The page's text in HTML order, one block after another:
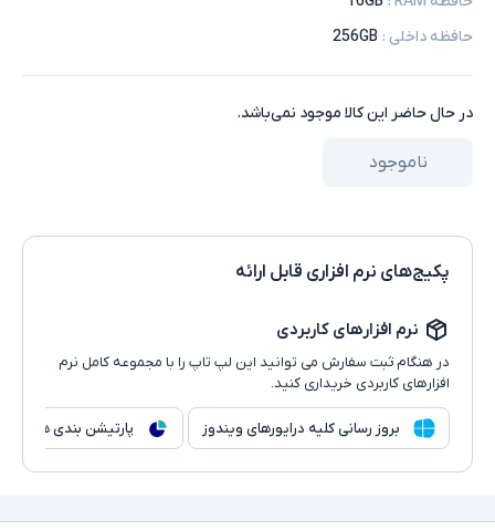
حافظه داخلی :
256GB
در حال حاضر این کالا موجود نمی‌باشد.
ناموجود
پکیج‌های نرم افزاری قابل ارائه
نرم افزارهای کاربردی
در هنگام ثبت سفارش می توانید این لپ تاپ را با مجموعه کامل نرم
افزارهای کاربردی خریداری کنید.
بروز رسانی کلیه درایورهای ویندوز پارتیشن بندی هارد